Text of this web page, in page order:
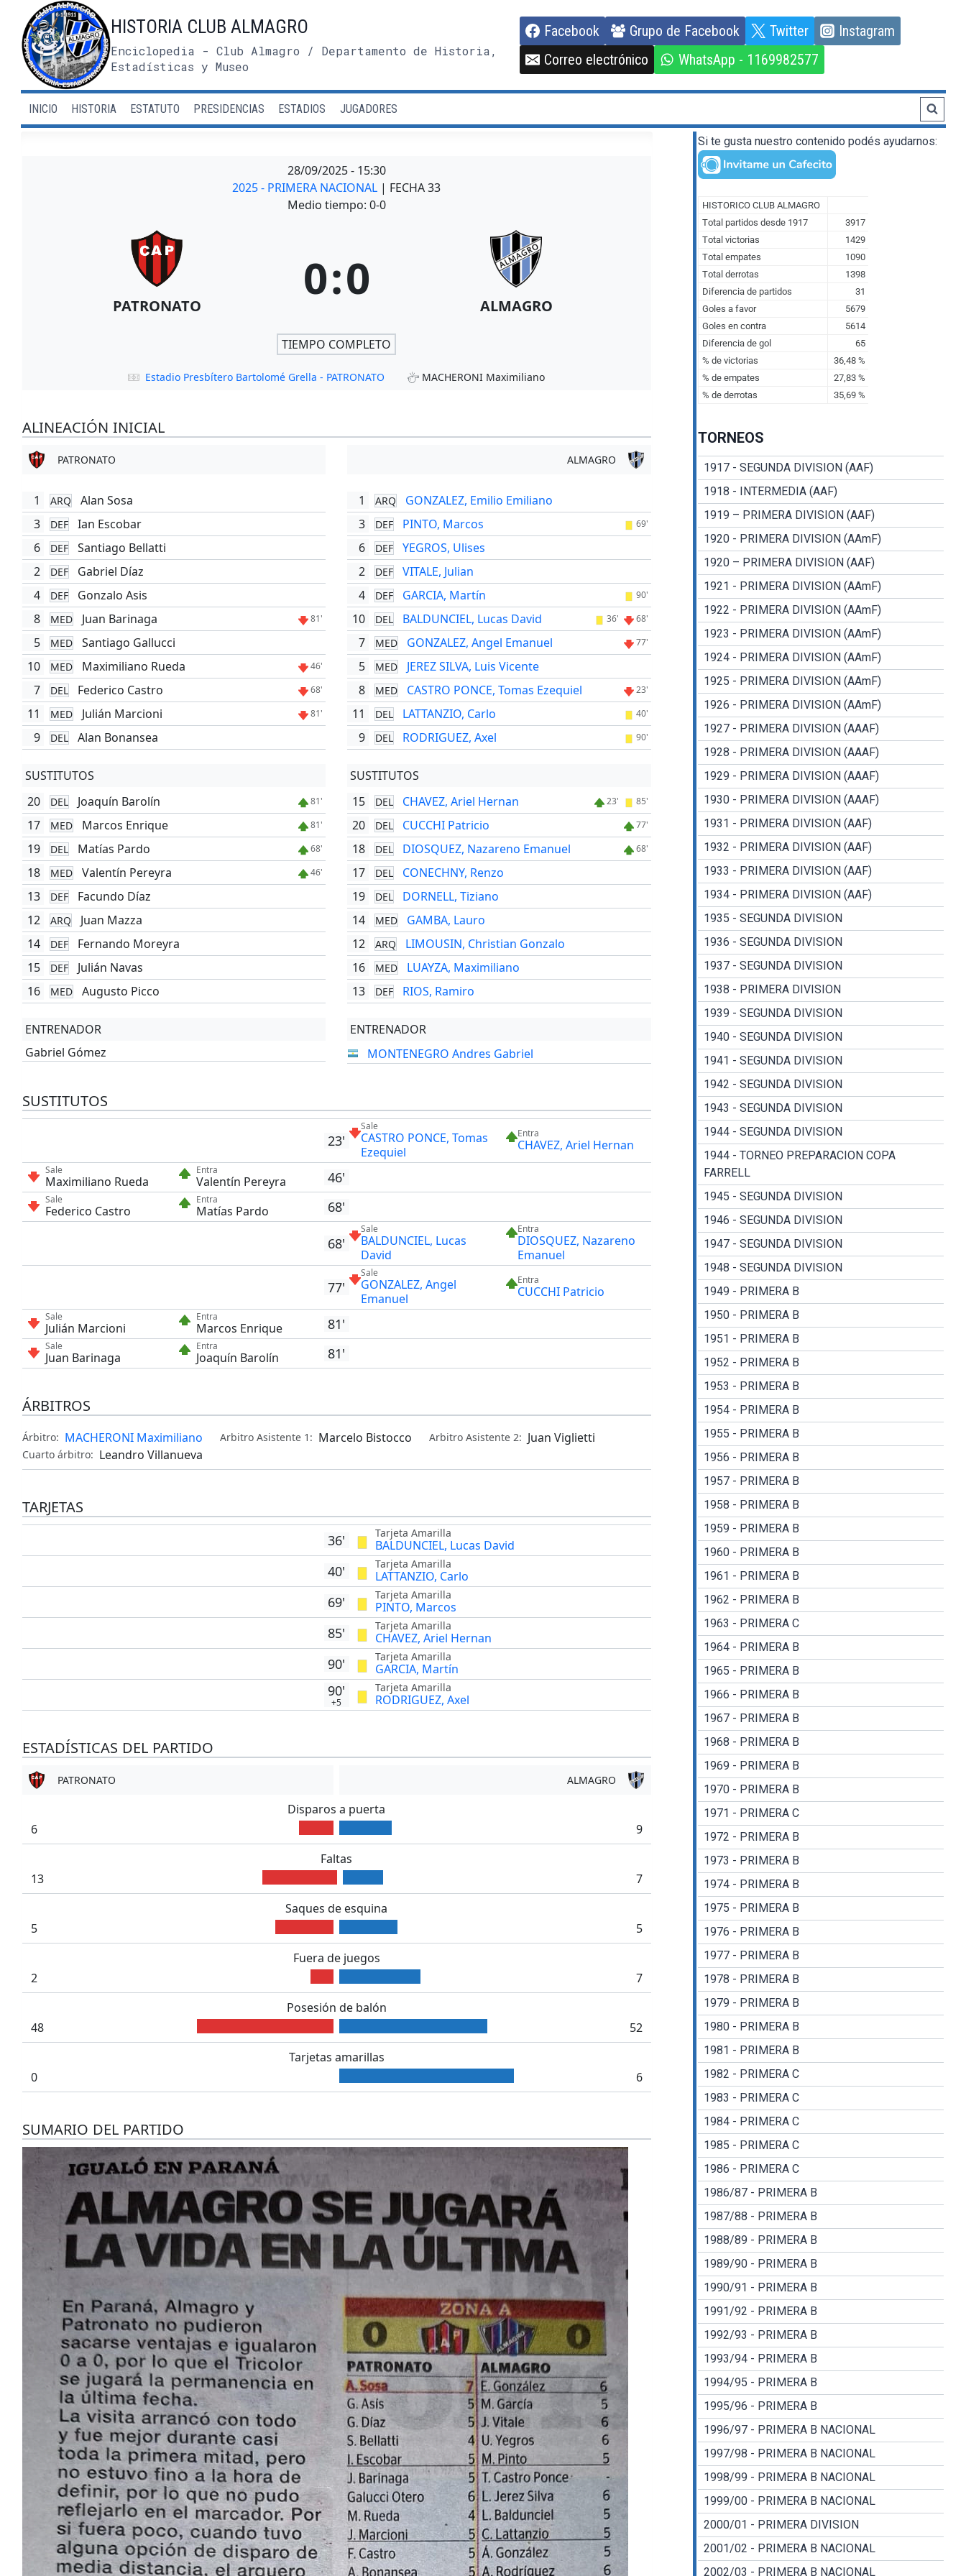
contenido
HISTORIA CLUB ALMAGRO
Enciclopedia - Club Almagro / Departamento de Historia,
Estadísticas y Museo
Facebook Grupo de Facebook Twitter
Instagram
Correo electrónico
WhatsApp - 1169982577
INICIO HISTORIA ESTATUTO PRESIDENCIAS ESTADIOS JUGADORES
28/09/2025- 15:30
2025 - PRIMERA NACIONAL | FECHA 33
Medio tiempo: 0-0
PATRONATO 0:0 ALMAGRO
TIEMPO COMPLETO
Estadio Presbítero Bartolomé Grella - PATRONATO MACHERONI Maximiliano
ALINEACIÓN INICIAL
PATRONATO
1 ARQ
Alan Sosa
3
DEF
Ian Escobar
6
DEF
Santiago Bellatti
2
DEF
Gabriel Díaz
4
DEF
Gonzalo Asis
8
MED Juan Barinaga 81'
5 MED
Santiago Gallucci
10
MED Maximiliano Rueda 46'
7 DEL Federico Castro 68'
11 MED Julián Marcioni 81'
9 DEL Alan Bonansea
SUSTITUTOS
20
DEL Joaquín Barolín 81'
17 MED Marcos Enrique 81'
19 DEL Matías Pardo 68'
18 MED Valentín Pereyra 46'
13 DEF
Facundo Díaz
12
ARQ
Juan Mazza
14
DEF
Fernando Moreyra
15
DEF
Julián Navas
16
MED Augusto Picco
ENTRENADOR
Gabriel Gómez
ALMAGRO
1 ARQ
GONZALEZ, Emilio Emiliano
3
DEF PINTO, Marcos 69'
6 DEF
YEGROS, Ulises
2
DEF
VITALE, Julian
4
DEF GARCIA, Martín 90'
10 DEL BALDUNCIEL, Lucas David 36' 68'
7 MED GONZALEZ, Angel Emanuel 77'
5 MED
JEREZ SILVA, Luis Vicente
8
MED CASTRO PONCE, Tomas Ezequiel 23'
11 DEL LATTANZIO, Carlo 40'
9 DEL RODRIGUEZ, Axel 90'
SUSTITUTOS
15
DEL CHAVEZ, Ariel Hernan 23' 85'
20 DEL CUCCHI Patricio 77'
18 DEL DIOSQUEZ, Nazareno Emanuel 68'
17 DEL
CONECHNY, Renzo
19
DEL
DORNELL, Tiziano
14
MED
GAMBA, Lauro
12
ARQ
LIMOUSIN, Christian Gonzalo
16
MED
LUAYZA, Maximiliano
13
DEF RIOS, Ramiro
ENTRENADOR
MONTENEGRO Andres Gabriel
SUSTITUTOS
23'
Sale
CASTRO PONCE, Tomas
Ezequiel
Entra
CHAVEZ, Ariel Hernan
Sale
Maximiliano Rueda
Entra
Valentín Pereyra 46'
Sale
Federico Castro
Entra
Matías Pardo 68'
68'
Sale
BALDUNCIEL, Lucas
David
Entra
DIOSQUEZ, Nazareno
Emanuel
77'
Sale
GONZALEZ, Angel
Emanuel
Entra
CUCCHI Patricio
Sale
Julián Marcioni
Entra
Marcos Enrique 81'
Sale
Juan Barinaga
Entra
Joaquín Barolín 81'
ÁRBITROS
Árbitro: MACHERONI Maximiliano Arbitro Asistente 1: Marcelo Bistocco Arbitro Asistente 2: Juan Viglietti
Cuarto árbitro: Leandro Villanueva
TARJETAS
36' Tarjeta Amarilla
BALDUNCIEL, Lucas David
40' Tarjeta Amarilla
LATTANZIO, Carlo
69' Tarjeta Amarilla
PINTO, Marcos
85' Tarjeta Amarilla
CHAVEZ, Ariel Hernan
90' Tarjeta Amarilla
GARCIA, Martín
90'
+5
Tarjeta Amarilla
RODRIGUEZ, Axel
ESTADÍSTICAS DEL PARTIDO
PATRONATO ALMAGRO
Disparos a puerta
6
9
Faltas
13
7
Saques de esquina
5
5
Fuera de juegos
2
7
Posesión de balón
48
52
Tarjetas amarillas
0
6
SUMARIO DEL PARTIDO
Si te gusta nuestro contenido podés ayudarnos:
TORNEOS
1917 - SEGUNDA DIVISION (AAF)
1918 - INTERMEDIA (AAF)
1919 – PRIMERA DIVISION (AAF)
1920 - PRIMERA DIVISION (AAmF)
1920 – PRIMERA DIVISION (AAF)
1921 - PRIMERA DIVISION (AAmF)
1922 - PRIMERA DIVISION (AAmF)
1923 - PRIMERA DIVISION (AAmF)
1924 - PRIMERA DIVISION (AAmF)
1925 - PRIMERA DIVISION (AAmF)
1926 - PRIMERA DIVISION (AAmF)
1927 - PRIMERA DIVISION (AAAF)
1928 - PRIMERA DIVISION (AAAF)
1929 - PRIMERA DIVISION (AAAF)
1930 - PRIMERA DIVISION (AAAF)
1931 - PRIMERA DIVISION (AAF)
1932 - PRIMERA DIVISION (AAF)
1933 - PRIMERA DIVISION (AAF)
1934 - PRIMERA DIVISION (AAF)
1935 - SEGUNDA DIVISION
1936 - SEGUNDA DIVISION
1937 - SEGUNDA DIVISION
1938 - PRIMERA DIVISION
1939 - SEGUNDA DIVISION
1940 - SEGUNDA DIVISION
1941 - SEGUNDA DIVISION
1942 - SEGUNDA DIVISION
1943 - SEGUNDA DIVISION
1944 - SEGUNDA DIVISION
1944 - TORNEO PREPARACION COPA
FARRELL
1945 - SEGUNDA DIVISION
1946 - SEGUNDA DIVISION
1947 - SEGUNDA DIVISION
1948 - SEGUNDA DIVISION
1949 - PRIMERA B
1950 - PRIMERA B
1951 - PRIMERA B
1952 - PRIMERA B
1953 - PRIMERA B
1954 - PRIMERA B
1955 - PRIMERA B
1956 - PRIMERA B
1957 - PRIMERA B
1958 - PRIMERA B
1959 - PRIMERA B
1960 - PRIMERA B
1961 - PRIMERA B
1962 - PRIMERA B
1963 - PRIMERA C
1964 - PRIMERA B
1965 - PRIMERA B
1966 - PRIMERA B
1967 - PRIMERA B
1968 - PRIMERA B
1969 - PRIMERA B
1970 - PRIMERA B
1971 - PRIMERA C
1972 - PRIMERA B
1973 - PRIMERA B
1974 - PRIMERA B
1975 - PRIMERA B
1976 - PRIMERA B
1977 - PRIMERA B
1978 - PRIMERA B
1979 - PRIMERA B
1980 - PRIMERA B
1981 - PRIMERA B
1982 - PRIMERA C
1983 - PRIMERA C
1984 - PRIMERA C
1985 - PRIMERA C
1986 - PRIMERA C
1986/87 - PRIMERA B
1987/88 - PRIMERA B
1988/89 - PRIMERA B
1989/90 - PRIMERA B
1990/91 - PRIMERA B
1991/92 - PRIMERA B
1992/93 - PRIMERA B
1993/94 - PRIMERA B
1994/95 - PRIMERA B
1995/96 - PRIMERA B
1996/97 - PRIMERA B NACIONAL
1997/98 - PRIMERA B NACIONAL
1998/99 - PRIMERA B NACIONAL
1999/00 - PRIMERA B NACIONAL
2000/01 - PRIMERA DIVISION
2001/02 - PRIMERA B NACIONAL
2002/03 - PRIMERA B NACIONAL